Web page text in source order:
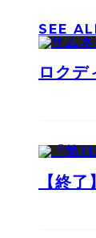
SEE
ロク
【終